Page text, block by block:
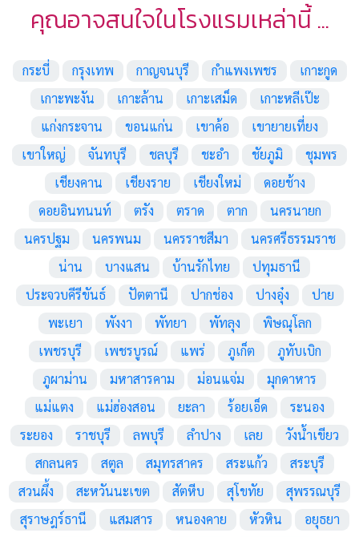
คุณอาจสนใจในโรงแรมเหล่านี้ ...
กระบี่ กรุงเทพ กาญจนบุรี กำแพงเพชร
เกาะกูด
เกาะพะงัน
เกาะล้าน เกาะเสม็ด
เกาะหลีเป๊ะ
แก่งกระจาน
ขอนแก่น เขาค้อ
เขายายเที่ยง
เขาใหญ่
จันทบุรี ชลบุรี ชะอำ ชัยภูมิ
ชุมพร
เชียงคาน
เชียงราย เชียงใหม่
ดอยช้าง
ดอยอินทนนท์
ตรัง ตราด ตาก
นครนายก
นครปฐม
นครพนม นครราชสีมา
นครศรีธรรมราช
น่าน
บางแสน บ้านรักไทย
ปทุมธานี
ประจวบคีรีขันธ์
ปัตตานี ปากช่อง ปางอุ๋ง
ปาย
พะเยา
พังงา พัทยา พัทลุง
พิษณุโลก
เพชรบุรี
เพชรบูรณ์ แพร่ ภูเก็ต
ภูทับเบิก
ภูผาม่าน
มหาสารคาม ม่อนแจ่ม
มุกดาหาร
แม่แตง
แม่ฮ่องสอน ยะลา ร้อยเอ็ด
ระนอง
ระยอง
ราชบุรี ลพบุรี ลำปาง เลย
วังน้ำเขียว
สกลนคร
สตูล สมุทรสาคร สระแก้ว
สระบุรี
สวนผึ้ง
สะหวันนะเขต สัตหีบ สุโขทัย
สุพรรณบุรี
สุราษฎร์ธานี
แสมสาร หนองคาย หัวหิน
อยุธยา